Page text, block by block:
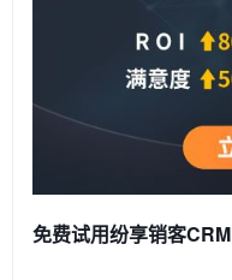
免费试用纷享销客CRM